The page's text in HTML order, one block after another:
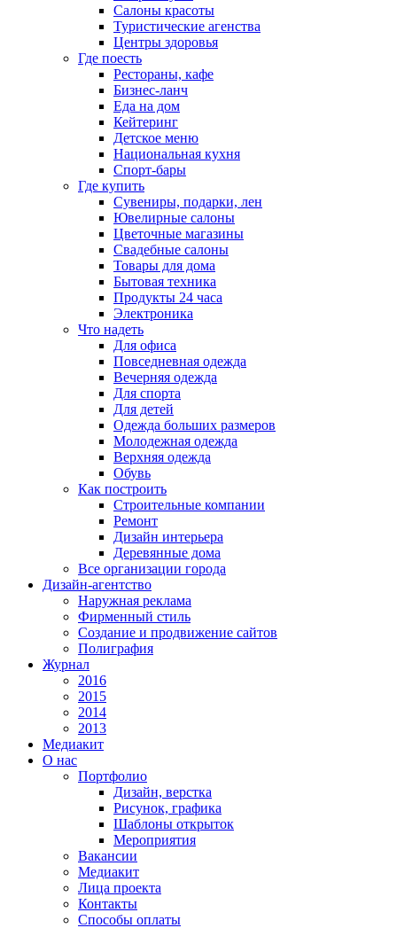
Салоны красоты
Туристические агенства
Центры здоровья
Где поесть
Рестораны, кафе
Бизнес-ланч
Еда на дом
Кейтеринг
Детское меню
Национальная кухня
Спорт-бары
Где купить
Сувениры, подарки, лен
Ювелирные салоны
Цветочные магазины
Свадебные салоны
Товары для дома
Бытовая техника
Продукты 24 часа
Электроника
Что надеть
Для офиса
Повседневная одежда
Вечерняя одежда
Для спорта
Для детей
Одежда больших размеров
Молодежная одежда
Верхняя одежда
Обувь
Как построить
Строительные компании
Ремонт
Дизайн интерьера
Деревянные дома
Все организации города
Дизайн-агентство
Наружная реклама
Фирменный стиль
Создание и продвижение сайтов
Полиграфия
Журнал
2016
2015
2014
2013
Медиакит
О нас
Портфолио
Дизайн, верстка
Рисунок, графика
Шаблоны открыток
Мероприятия
Вакансии
Медиакит
Лица проекта
Контакты
Способы оплаты